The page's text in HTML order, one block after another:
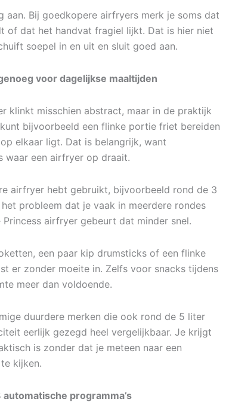
aan. Bij goedkopere airfryers merk je soms dat
of dat het handvat fragiel lijkt. Dat is hier niet
soepel in en uit en sluit goed aan.
voor dagelijkse maaltijden
klinkt misschien abstract, maar in de praktijk
bijvoorbeeld een flinke portie friet bereiden
elkaar ligt. Dat is belangrijk, want
waar een airfryer op draait.
airfryer hebt gebruikt, bijvoorbeeld rond de 3
probleem dat je vaak in meerdere rondes
airfryer gebeurt dat minder snel.
een paar kip drumsticks of een flinke
er zonder moeite in. Zelfs voor snacks tijdens
meer dan voldoende.
duurdere merken die ook rond de 5 liter
eerlijk gezegd heel vergelijkbaar. Je krijgt
is zonder dat je meteen naar een
kijken.
programma’s